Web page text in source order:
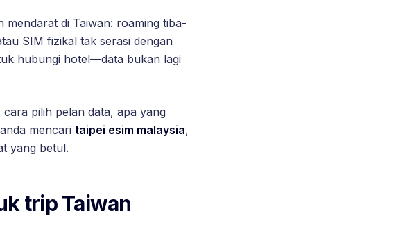
mendarat di Taiwan: roaming tiba-
SIM fizikal tak serasi dengan
hubungi hotel—data bukan lagi
cara pilih pelan data, apa yang
mencari taipei esim malaysia,
yang betul.
trip Taiwan